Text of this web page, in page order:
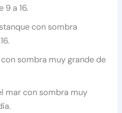
9 a 16.
con sombra
con sombra muy grande de
mar con sombra muy